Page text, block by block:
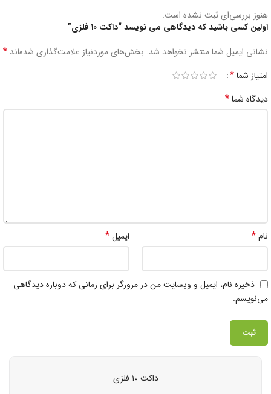
هنوز بررسی‌ای ثبت نشده است.
اولین کسی باشید که دیدگاهی می نویسد “داکت ۱۰ فلزی”
نشانی ایمیل شما منتشر نخواهد شد. بخش‌های موردنیاز علامت‌گذاری شده‌اند *
امتیاز شما*
دیدگاه شما*
نام* ایمیل*
ذخیره نام، ایمیل و وبسایت من در مرورگر برای زمانی که دوباره دیدگاهی
می‌نویسم.
داکت ۱۰ فلزی